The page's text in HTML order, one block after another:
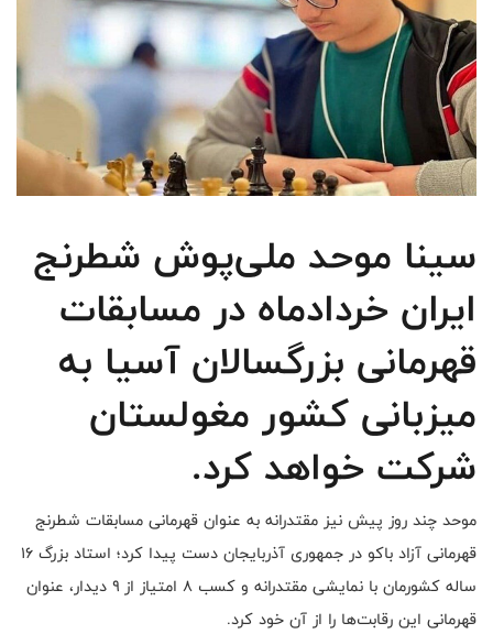
سینا موحد ملی‌پوش شطرنج
ایران خردادماه در مسابقات
قهرمانی بزرگسالان آسیا به
میزبانی کشور مغولستان
شرکت خواهد کرد.
موحد چند روز پیش نیز مقتدرانه به عنوان قهرمانی مسابقات شطرنج
قهرمانی آزاد باکو در جمهوری آذربایجان دست پیدا کرد؛ استاد بزرگ ۱۶
ساله کشورمان با نمایشی مقتدرانه و کسب ۸ امتیاز از ۹ دیدار، عنوان
قهرمانی این رقابت‌ها را از آن خود کرد.